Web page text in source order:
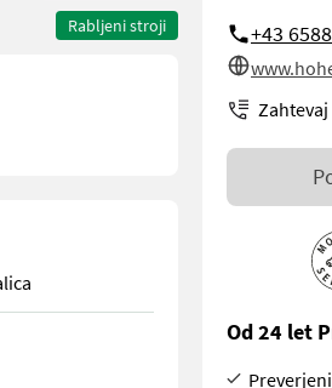
Rabljeni stroji +43
Od 24 let